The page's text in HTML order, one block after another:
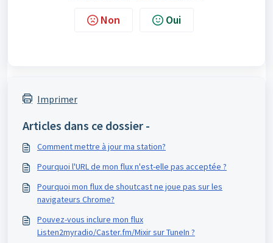
Non Oui
Imprimer
Articles dans ce dossier -
Comment mettre à jour ma station?
Pourquoi l'URL de mon flux n'est-elle pas acceptée ?
Pourquoi mon flux de shoutcast ne joue pas sur les
navigateurs Chrome?
Pouvez-vous inclure mon flux
Listen2myradio/Caster.fm/Mixir sur TuneIn ?